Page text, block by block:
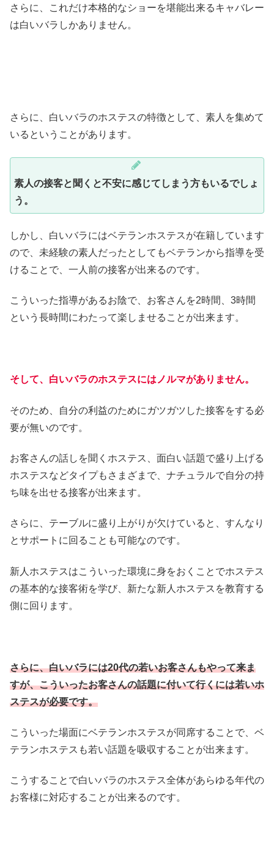
さらに、これだけ本格的なショーを堪能出来るキャバレー
は白いバラしかありません。
さらに、白いバラのホステスの特徴として、素人を集めて
いるということがあります。
素人の接客と聞くと不安に感じてしまう方もいるでしょ
う。
しかし、白いバラにはベテランホステスが在籍しています
ので、未経験の素人だったとしてもベテランから指導を受
けることで、一人前の接客が出来るのです。
こういった指導があるお陰で、お客さんを2時間、3時間
という長時間にわたって楽しませることが出来ます。
そして、白いバラのホステスにはノルマがありません。
そのため、自分の利益のためにガツガツした接客をする必
要が無いのです。
お客さんの話しを聞くホステス、面白い話題で盛り上げる
ホステスなどタイプもさまざまで、ナチュラルで自分の持
ち味を出せる接客が出来ます。
さらに、テーブルに盛り上がりが欠けていると、すんなり
とサポートに回ることも可能なのです。
新人ホステスはこういった環境に身をおくことでホステス
の基本的な接客術を学び、新たな新人ホステスを教育する
側に回ります。
さらに、白いバラには20代の若いお客さんもやって来ま
すが、こういったお客さんの話題に付いて行くには若いホ
ステスが必要です。
こういった場面にベテランホステスが同席することで、ベ
テランホステスも若い話題を吸収することが出来ます。
こうすることで白いバラのホステス全体があらゆる年代の
お客様に対応することが出来るのです。